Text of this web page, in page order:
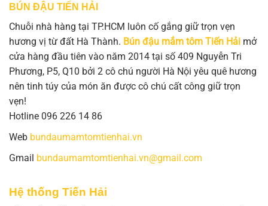
BÚN ĐẬU TIẾN HẢI
Chuỗi nhà hàng tại TP.HCM luôn cố gắng giữ trọn vẹn
hương vị từ đất Hà Thành. Bún đậu mắm tôm Tiến Hải mở
cửa hàng đầu tiên vào năm 2014 tại số 409 Nguyễn Tri
Phương, P5, Q10 bởi 2 cô chú người Hà Nội yêu quê hương
nên tinh túy của món ăn được cô chú cất công giữ trọn
vẹn!
Hotline 096 226 14 86
Web bundaumamtomtienhai.vn
Gmail bundaumamtomtienhai.vn@gmail.com
Hệ thống Tiến Hải